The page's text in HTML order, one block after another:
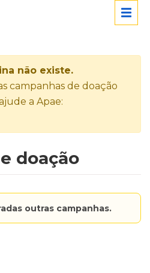
não existe.
campanhas de doação
a Apae:
doação
outras campanhas.